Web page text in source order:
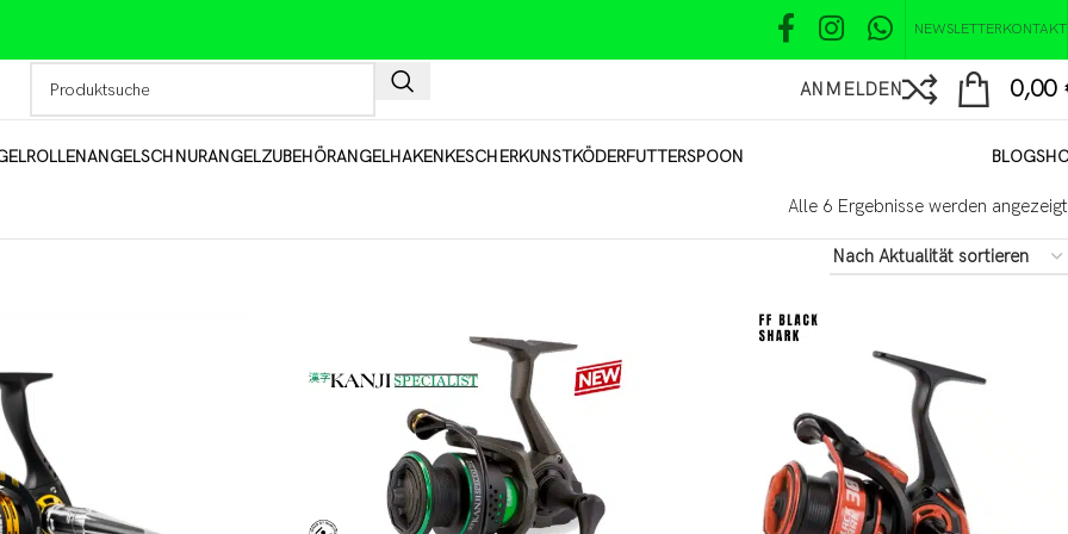
NEWSLETTERKONTAKT
ANMELDEN 0,00
ANGELSCHNURANGELZUBEHÖRANGELHAKENKESCHERKUNSTKÖDERFUTTERSPOON BLOG
Alle 6 Ergebnisse werden angezeigt